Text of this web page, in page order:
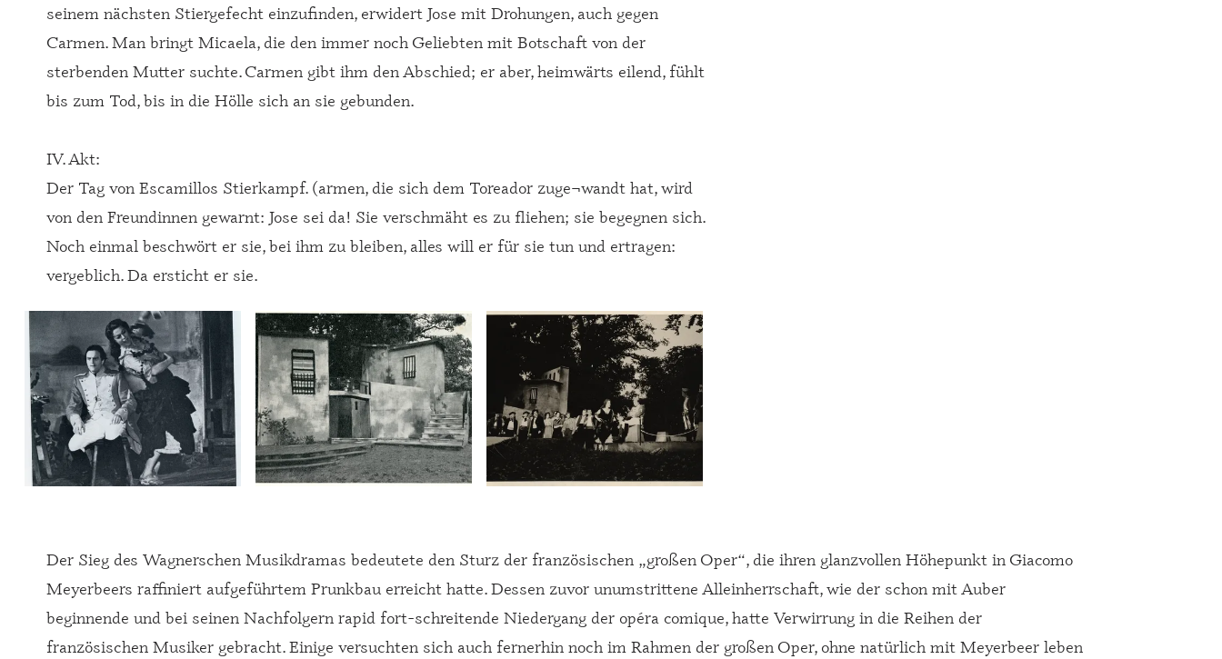
seinem nächsten Stiergefecht einzufinden, erwidert Jose mit Drohungen, auch gegen
Carmen. Man bringt Micaela, die den immer noch Geliebten mit Botschaft von der
sterbenden Mutter suchte. Carmen gibt ihm den Abschied; er aber, heimwärts eilend, fühlt
bis zum Tod, bis in die Hölle sich an sie gebunden.
IV. Akt:
Der Tag von Escamillos Stierkampf. (armen, die sich dem Toreador zuge¬wandt hat, wird
von den Freundinnen gewarnt: Jose sei da! Sie verschmäht es zu fliehen; sie begegnen sich.
Noch einmal beschwört er sie, bei ihm zu bleiben, alles will er für sie tun und ertragen:
vergeblich. Da ersticht er sie.
Der Sieg des Wagnerschen Musikdramas bedeutete den Sturz der französischen „großen Oper“, die ihren glanzvollen Höhepunkt in Giacomo
Meyerbeers raffiniert aufgeführtem Prunkbau erreicht hatte. Dessen zuvor unumstrittene Alleinherrschaft, wie der schon mit Auber
beginnende und bei seinen Nachfolgern rapid fort-schreitende Niedergang der opéra comique, hatte Verwirrung in die Reihen der
französischen Musiker gebracht. Einige versuchten sich auch fernerhin noch im Rahmen der großen Oper, ohne natürlich mit Meyerbeer leben